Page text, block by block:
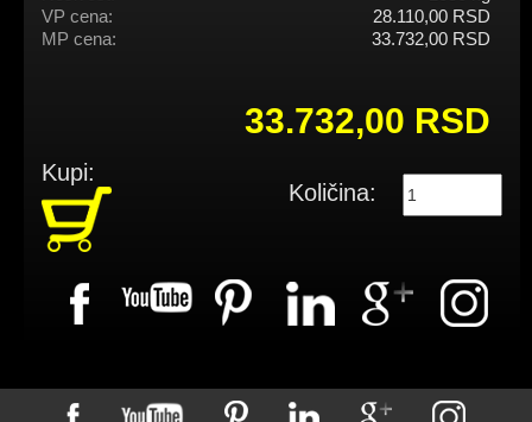
VP cena:
28.110,00 RSD
MP cena:
33.732,00 RSD
33.732,00 RSD
Kupi:
Količina: